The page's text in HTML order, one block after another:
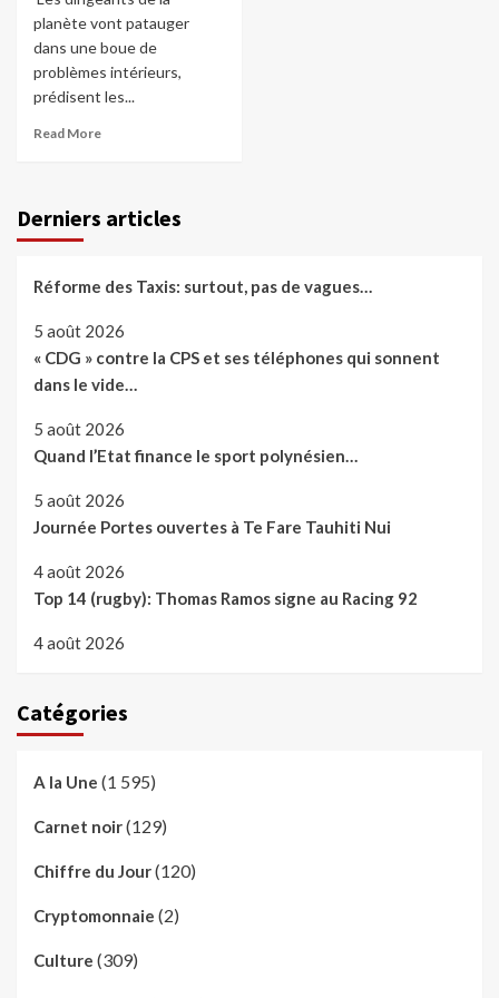
planète vont patauger
dans une boue de
problèmes intérieurs,
prédisent les...
Read More
Derniers articles
Réforme des Taxis: surtout, pas de vagues…
5 août 2026
« CDG » contre la CPS et ses téléphones qui sonnent
dans le vide…
5 août 2026
Quand l’Etat finance le sport polynésien…
5 août 2026
Journée Portes ouvertes à Te Fare Tauhiti Nui
4 août 2026
Top 14 (rugby): Thomas Ramos signe au Racing 92
4 août 2026
Catégories
A la Une (1 595)
Carnet noir(129)
Chiffre du Jour(120)
Cryptomonnaie (2)
Culture (309)